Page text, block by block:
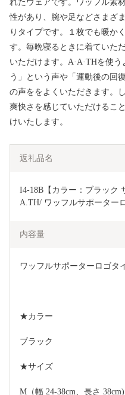
れたウェアです。ワッフル素
性があり、腕や足などさまざ
りタイプです。１枚でも暖か
す。毎晩寝るときに着ていた
いただけます。A·A·THを使
う」という声や「運動後の回
の声ををよくいただきます。
爽快さを感じていただけるこ
けいたします。
返礼品名
I4-18B【カラー：ブラック
A.TH/ ワッフルサポーター
内容量
ワッフルサポーターロゴタ
★カラー
ブラック
★サイズ
M（幅 24-38cm、長さ 38cm)